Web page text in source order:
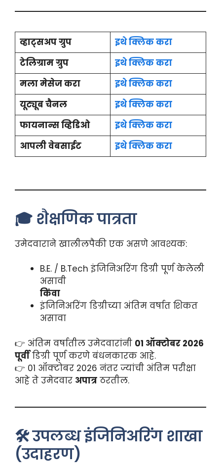
व्हाट्सअप ग्रुप
इथे क्लिक करा
टेलिग्राम ग्रुप
इथे क्लिक करा
मला मेसेज करा
इथे क्लिक करा
यूट्यूब चैनल
इथे क्लिक करा
फायनान्स व्हिडिओ
इथे क्लिक करा
आपली वेबसाईट
इथे क्लिक करा
🎓 शैक्षणिक पात्रता
उमेदवाराने खालीलपैकी एक असणे आवश्यक:
B.E. / B.Tech इंजिनिअरिंग डिग्री पूर्ण केलेली
असावी
किंवा
इंजिनिअरिंग डिग्रीच्या अंतिम वर्षात शिकत
असावा
👉 अंतिम वर्षातील उमेदवारांनी 01 ऑक्टोबर 2026
पूर्वीडिग्री पूर्ण करणे बंधनकारक आहे.
👉 01 ऑक्टोबर 2026 नंतर ज्यांची अंतिम परीक्षा
आहे ते उमेदवार अपात्र ठरतील.
🛠️ उपलब्ध इंजिनिअरिंग शाखा
(उदाहरण)